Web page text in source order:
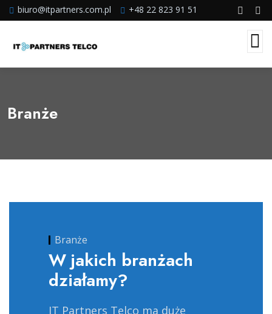
biuro@itpartners.com.pl +48 22 823 91 51
Branże
Branże
W jakich branżach
działamy?
IT Partners Telco ma duże